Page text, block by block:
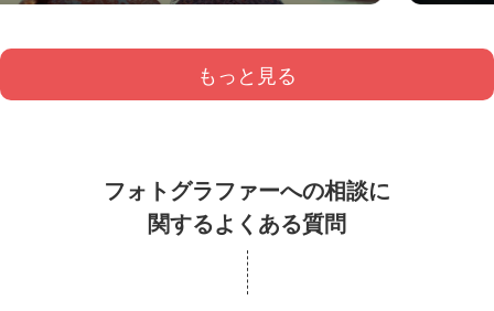
もっと見る
フォトグラファーへの相談に
関するよくある質問